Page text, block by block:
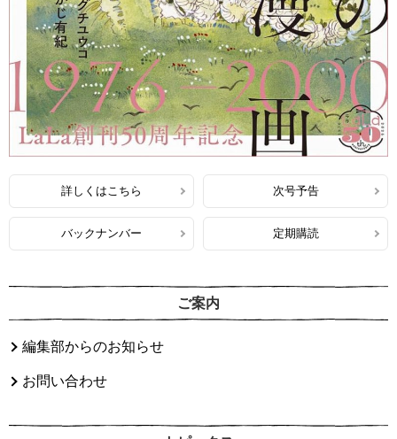
詳しくはこちら 次号予告
バックナンバー 定期購読
ご案内
編集部からのお知らせ
お問い合わせ